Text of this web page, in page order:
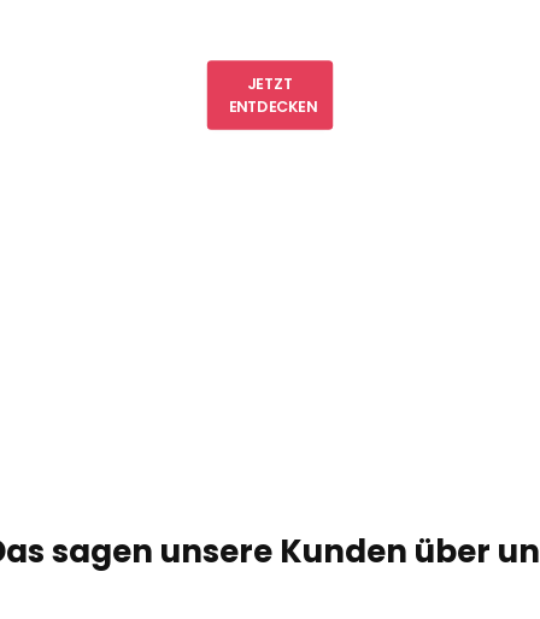
JETZT
ENTDECKEN
sagen unsere Kunden über